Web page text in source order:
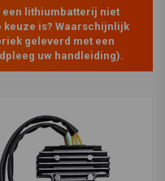
een lithiumbatterij niet
is? Waarschijnlijk
geleverd met een
uw handleiding).